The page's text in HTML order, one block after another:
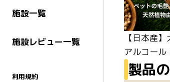
施設一覧
施設レビュー一覧
利用規約
【日本産
アルコー
製品